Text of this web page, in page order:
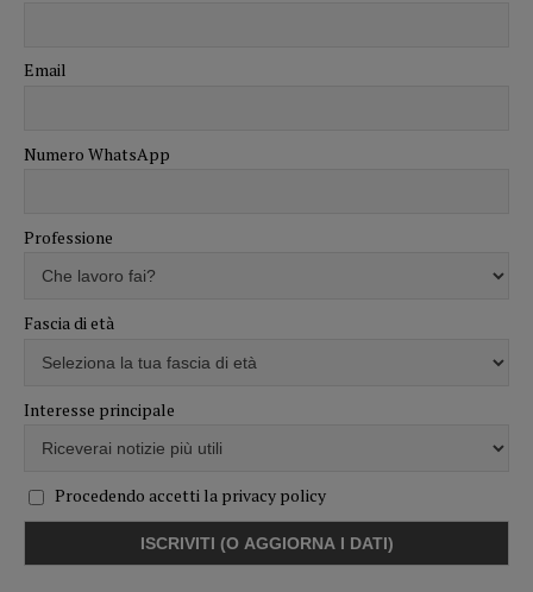
Email
Numero WhatsApp
Professione
Fascia di età
Interesse principale
Procedendo accetti la privacy policy